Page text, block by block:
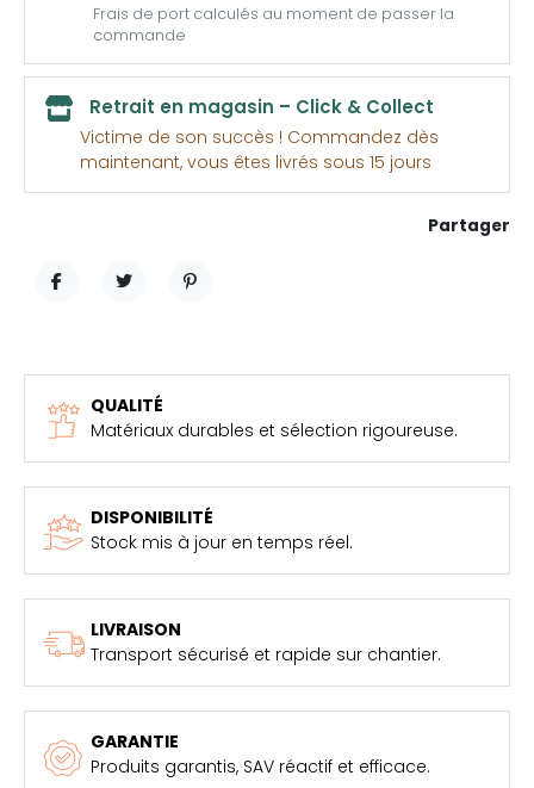
Frais de port calculés au moment de passer la
commande
Retrait en magasin – Click & Collect
Victime de son succès ! Commandez dès
maintenant, vous êtes livrés sous 15 jours
Partager
QUALITÉ
Matériaux durables et sélection rigoureuse.
DISPONIBILITÉ
Stock mis à jour en temps réel.
LIVRAISON
Transport sécurisé et rapide sur chantier.
GARANTIE
Produits garantis, SAV réactif et efficace.